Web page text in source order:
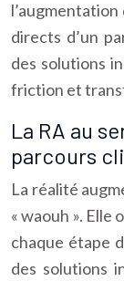
directs d’un
des solutions
friction et
La RA au
parcours
La réalité
« waouh ».
chaque étape
des solutions